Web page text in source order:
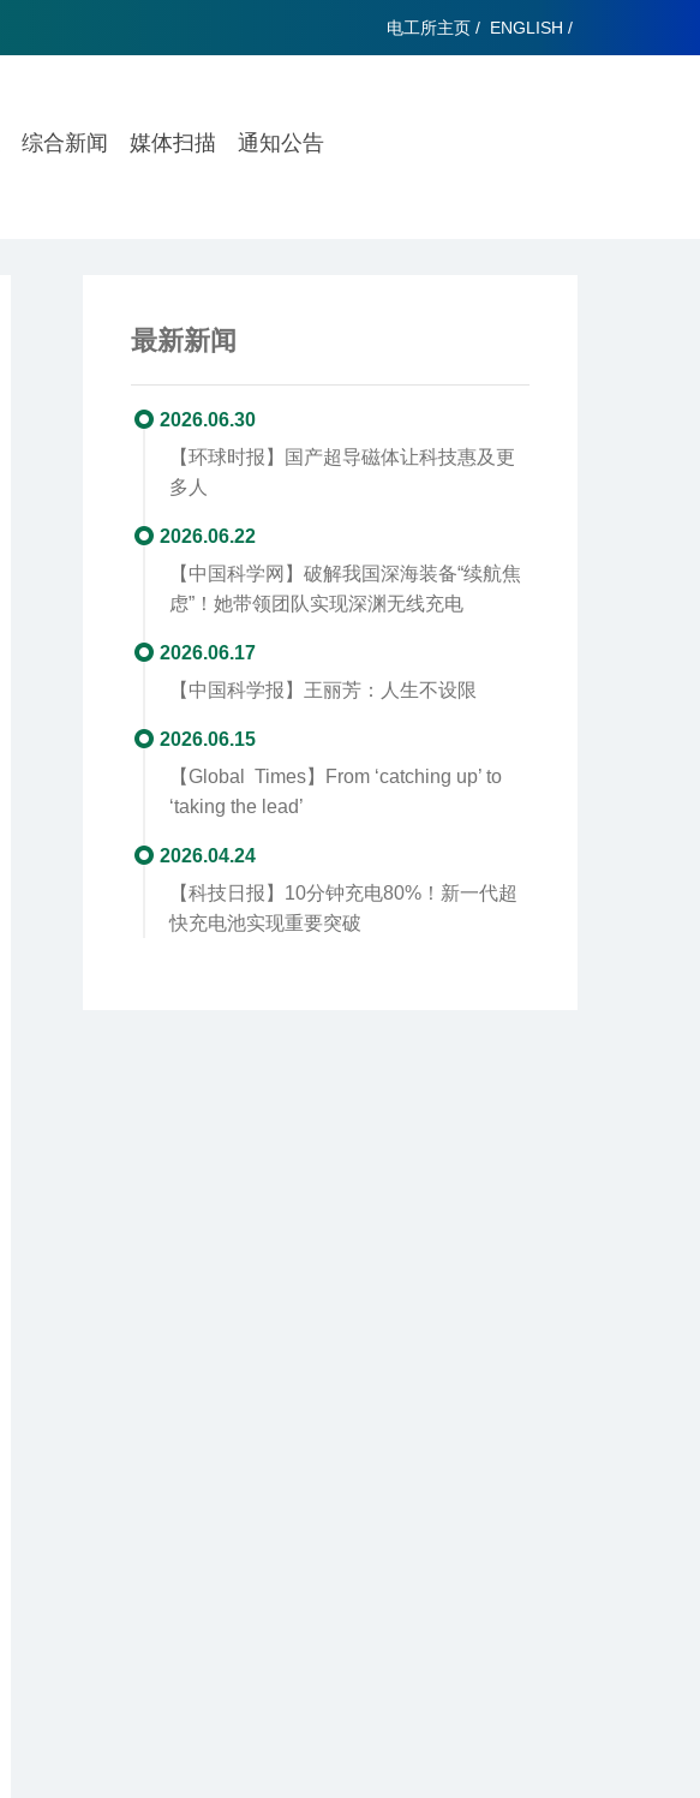
电工所主页 / ENGLISH /
综合新闻 媒体扫描 通知公告
最新新闻
2026.06.30
【环球时报】
国产超导磁体让科技惠及更
多人
2026.06.22
【中国科学网】 破解我国深海装备“续航焦
虑”！她带领团队实现深渊无线充电
2026.06.17
【中国科学报】王丽芳：人生不设限
2026.06.15
【Global Times】From ‘catching up’ to
‘taking the lead’
2026.04.24
【科技日报】10分钟充电80%！新一代超
快充电池实现重要突破